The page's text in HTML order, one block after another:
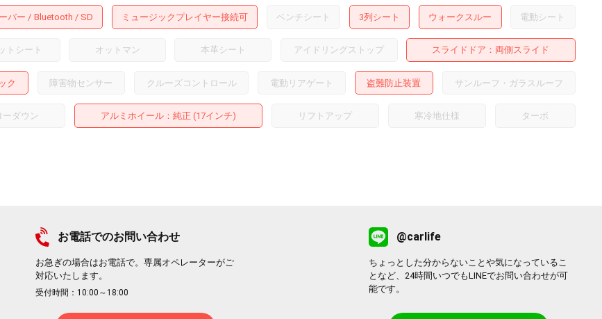
バー Bluetooth SD ミュージックプレイヤー接続可 ベンチシート 3列シート ウォークスルー 電動シート
トシート オットマン 本革シート アイドリングストップ スライドドア 両側スライド
ク 障害物センサー クルーズコントロール 電動リアゲート 盗難防止装置 サンルーフ・ガラスルーフ
ーダウン アルミホイール：純正 (17インチ) リフトアップ 寒冷地仕様 ターボ
お電話でのお問い合わせ
お急ぎの場合はお電話で。専属オペレーターがご
対応いたします。
受付時間：10:00～18:00
@carlife
ちょっとした分からないことや気になっているこ
となど、24時間いつでもLINEでお問い合わせが可
能です。